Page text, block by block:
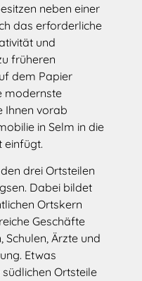
neben einer
das erforderliche
und
früheren
dem Papier
modernste
Ihnen vorab
in Selm in die
einfügt.
drei Ortsteilen
Dabei bildet
Ortskern
Geschäfte
Ärzte und
Etwas
Ortsteile